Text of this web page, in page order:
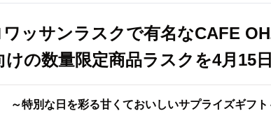
ワッサンラスクで有名なCAFE
けの数量限定商品ラスクを4月15
～特別な日を彩る甘くておいしいサプライズギフト